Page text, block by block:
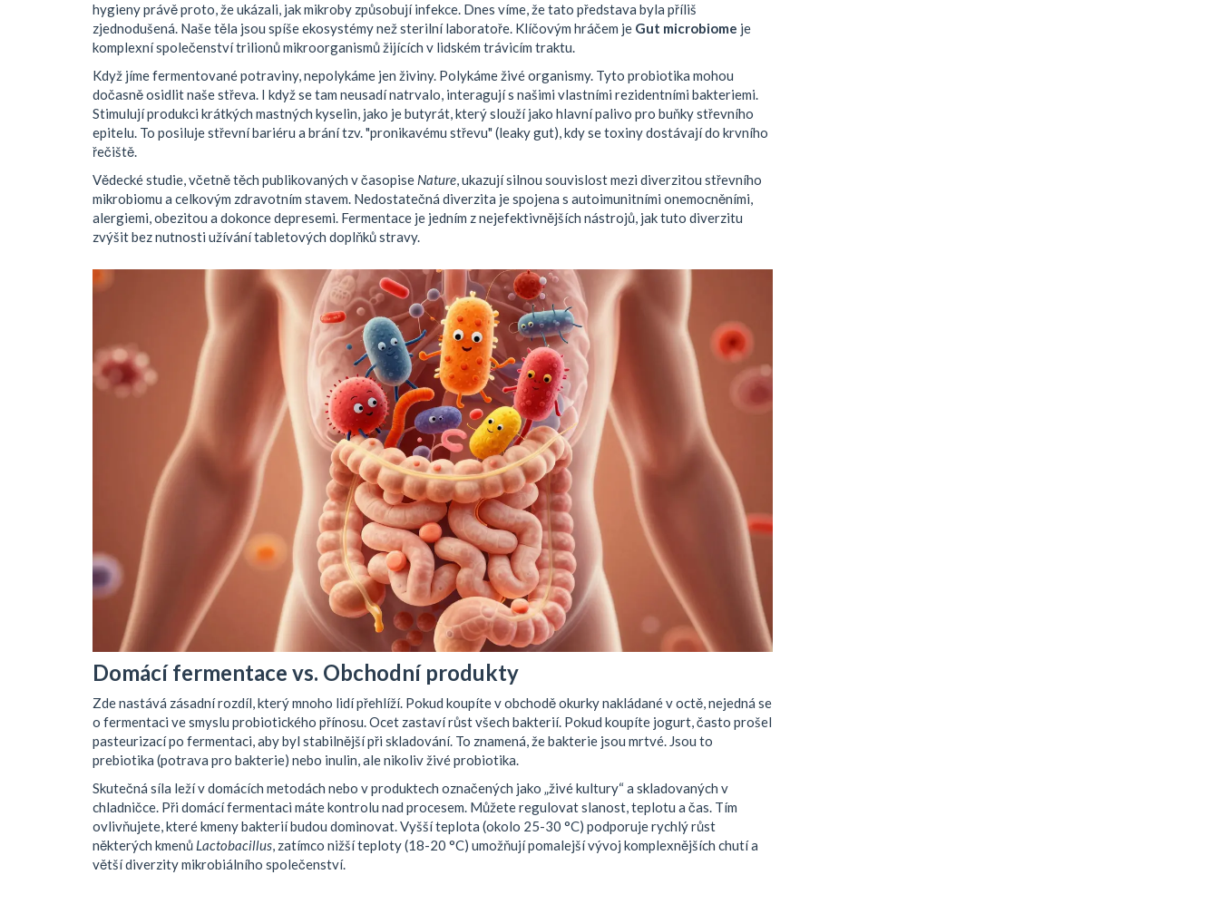
hygieny právě proto, že ukázali, jak mikroby způsobují infekce. Dnes víme, že tato představa byla příliš
zjednodušená. Naše těla jsou spíše ekosystémy než sterilní laboratoře. Klíčovým hráčem je Gut microbiome je
komplexní společenství trilionů mikroorganismů žijících v lidském trávicím traktu.
Když jíme fermentované potraviny, nepolykáme jen živiny. Polykáme živé organismy. Tyto probiotika mohou
dočasně osidlit naše střeva. I když se tam neusadí natrvalo, interagují s našimi vlastními rezidentními bakteriemi.
Stimulují produkci krátkých mastných kyselin, jako jebutyrát, který slouží jako hlavní palivo pro buňky střevního
epitelu. To posiluje střevní bariéru a brání tzv. "pronikavému střevu" (leaky gut), kdy se toxiny dostávají do krvního
řečiště.
Vědecké studie, včetně těch publikovaných v časopise Nature, ukazují silnou souvislost mezi diverzitou střevního
mikrobiomu a celkovým zdravotním stavem. Nedostatečná diverzita je spojena s autoimunitními onemocněními,
alergiemi, obezitou a dokonce depresemi. Fermentace je jedním z nejefektivnějších nástrojů, jak tuto diverzitu
zvýšit bez nutnosti užívání tabletových doplňků stravy.
Domácí fermentace vs. Obchodní produkty
Zde nastává zásadní rozdíl, který mnoho lidí přehlíží. Pokud koupíte v obchodě okurky nakládané v octě, nejedná se
o fermentaci ve smyslu probiotického přínosu. Ocet zastaví růst všech bakterií. Pokud koupíte jogurt, často prošel
pasteurizací po fermentaci, aby byl stabilnější při skladování. To znamená, že bakterie jsou mrtvé. Jsou to
prebiotika (potrava pro bakterie) nebo inulin, ale nikoliv živé probiotika.
Skutečná síla leží v domácích metodách nebo v produktech označených jako „živé kultury“ a skladovaných v
chladničce. Při domácí fermentaci máte kontrolu nad procesem. Můžete regulovat slanost, teplotu a čas. Tím
ovlivňujete, které kmeny bakterií budou dominovat. Vyšší teplota (okolo 25-30 °C) podporuje rychlý růst
některých kmenů Lactobacillus, zatímco nižší teploty (18-20 °C) umožňují pomalejší vývoj komplexnějších chutí a
větší diverzity mikrobiálního společenství.